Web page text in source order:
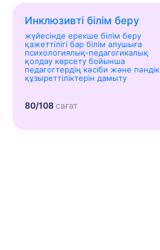
Инклюзивті білім беру
жүйесінде ерекше білім беру
қажеттілігі бар білім алушыға
психологиялық-педагогикалық
қолдау көрсету бойынша
педагогтердің кәсіби және пәндік
құзыреттіліктерін дамыту
80/108сағат